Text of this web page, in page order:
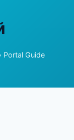
Portal Guide